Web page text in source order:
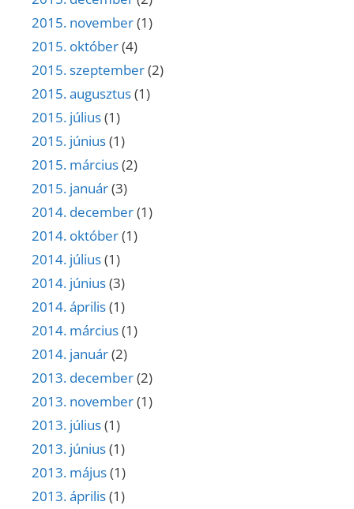
2015. november(1)
2015. október(4)
2015. szeptember(2)
2015. augusztus(1)
2015. július(1)
2015. június(1)
2015. március(2)
2015. január(3)
2014. december(1)
2014. október(1)
2014. július(1)
2014. június(3)
2014. április(1)
2014. március(1)
2014. január(2)
2013. december(2)
2013. november(1)
2013. július(1)
2013. június(1)
2013. május(1)
2013. április(1)